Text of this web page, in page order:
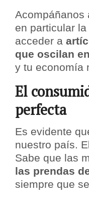
Acompáñanos
en particular
acceder a
que oscilan
y tu economía
El
perfecta
Es evidente
nuestro país.
Sabe que las
las prendas
siempre que